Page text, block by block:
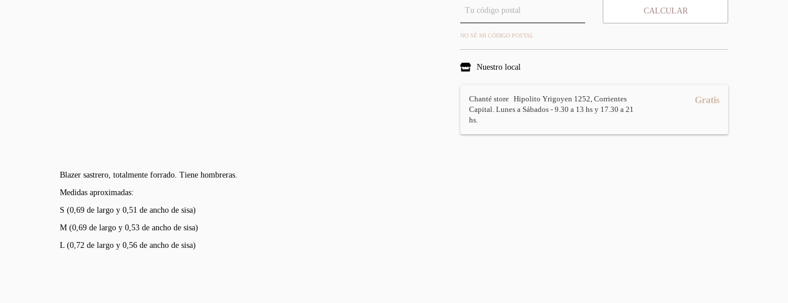
CALCULAR
NO SÉ MI CÓDIGO POSTAL
Nuestro local
Chanté store Hipolito Yrigoyen 1252, Corrientes
Capital. Lunes a Sábados - 9.30 a 13 hs y 17.30 a 21
hs.
Gratis
Blazer sastrero, totalmente forrado. Tiene hombreras.
Medidas aproximadas:
S (0,69 de largo y 0,51 de ancho de sisa)
M (0,69 de largo y 0,53 de ancho de sisa)
L (0,72 de largo y 0,56 de ancho de sisa)